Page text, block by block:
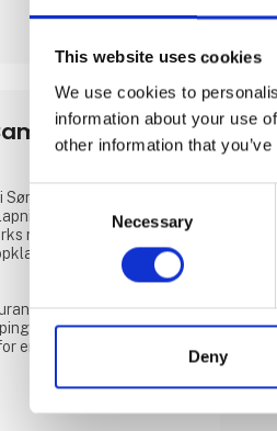
This website uses cookies
We use cookies to
information about your use
other information that
Consent
Necessary
Deny
og
byder på
Svøm i vores
næstlængste
søer, eller udforsk
forkæl dig med en
glamping eller
enhver smag!
ægte ferieidyl hos Arrild